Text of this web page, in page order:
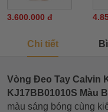
3.600.000 đ
Chi tiết
Vòng Đeo Tay Calvin
KJ17BB01010S Màu
màu sáng bóng cùng